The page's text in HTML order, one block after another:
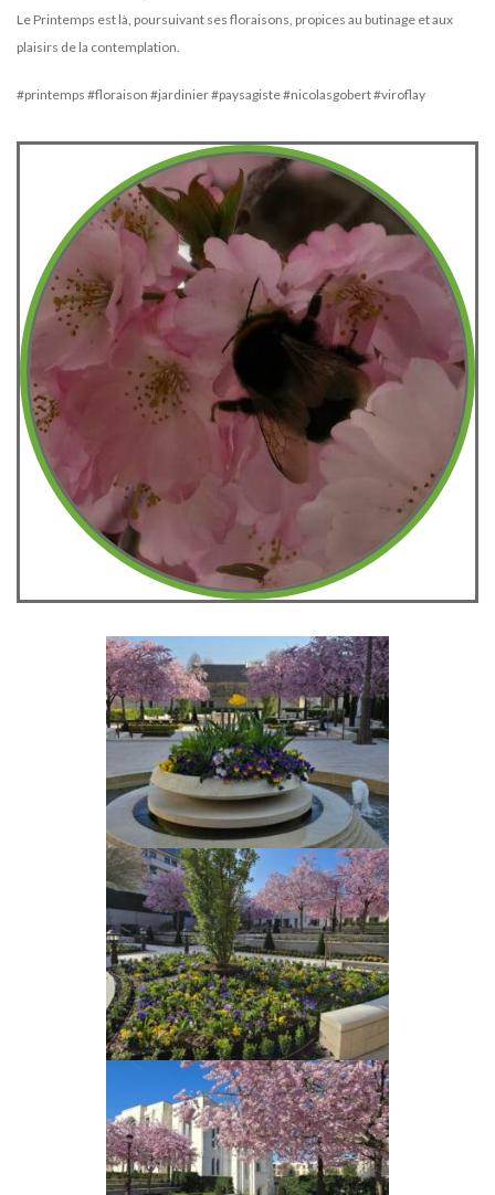
Le Printemps est là, poursuivant ses floraisons, propices au butinage et aux
plaisirs de la contemplation.
#printemps #floraison #jardinier #paysagiste #nicolasgobert #viroflay